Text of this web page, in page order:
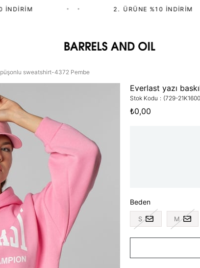
• 2.⁠ ⁠ÜRÜNE %10 İNDIRIM
sweatshirt-4372 Pembe
Everlast yazı
Stok Kodu (729-
₺0,00
Beden
S M